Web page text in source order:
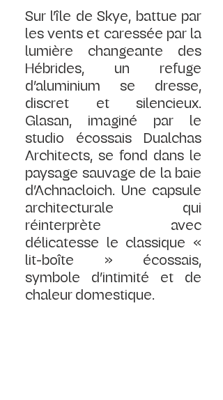
Sur l’île de Skye, battue par
les vents et caressée par la
lumière changeante des
Hébrides, un refuge
d’aluminium se dresse,
discret et silencieux.
Glasan, imaginé par le
studio écossais Dualchas
Architects, se fond dans le
paysage sauvage de la baie
d’Achnacloich. Une capsule
architecturale qui
réinterprète avec
délicatesse le classique «
lit-boîte » écossais,
symbole d’intimité et de
chaleur domestique.